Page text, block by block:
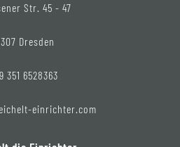
Str. 45 - 47
Dresden
351 6528363
einrichter.com